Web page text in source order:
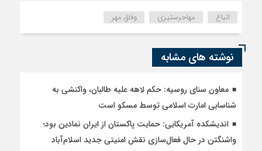
اتباع مهاجرستیزی وفاق مهر
نوشته های مشابه
معاون سنای روسیه: حکم لاهه علیه طالبان، واکنشی به
شناسایی امارت اسلامی توسط مسکو است
اندیشکده آمریکایی: حمایت پاکستان از ایران نمادین بود؛
واشنگتن در حال فعال‌سازی نقش امنیتی جدید اسلام‌آباد